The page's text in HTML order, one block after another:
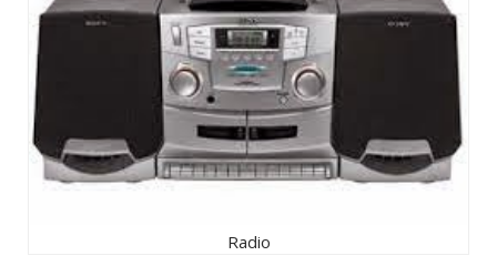
Radio